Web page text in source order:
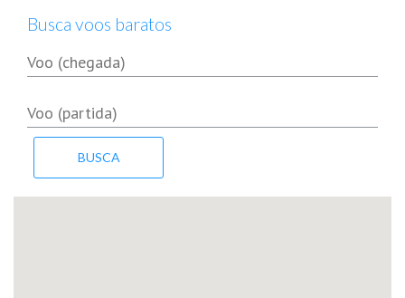
Busca voos baratos